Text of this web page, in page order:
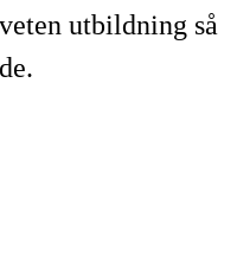
utbildning så